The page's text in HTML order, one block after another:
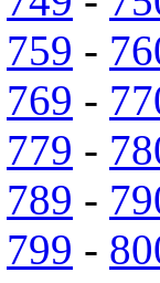
759 -
769 -
779 -
789 -
799 -